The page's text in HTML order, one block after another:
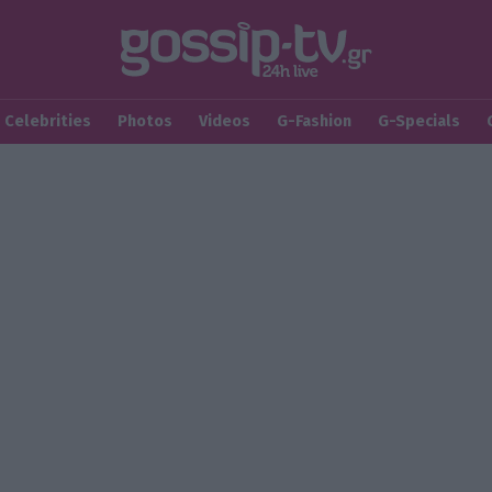
Celebrities Photos Videos G-Fashion G-Specials